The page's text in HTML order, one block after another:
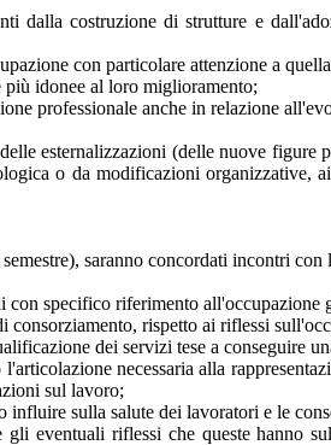
dalla costruzione di strutture e
con particolare attenzione a
idonee al loro miglioramento;
professionale anche in relazione
esternalizzazioni (delle nuove
o da modificazioni
saranno concordati incontri
specifico riferimento
rispetto ai riflessi
dei servizi tese a conseguire
necessaria alla
sul lavoro;
sulla salute dei lavoratori e le
eventuali riflessi che queste